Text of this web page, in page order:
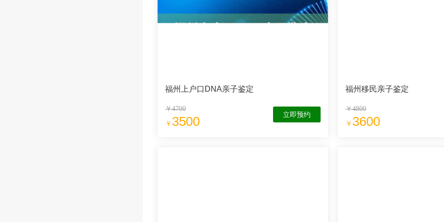
福州上户口DNA亲子鉴定
￥4700
￥ 3500 立即预约
福州移民亲子鉴定
￥4800
￥ 3600